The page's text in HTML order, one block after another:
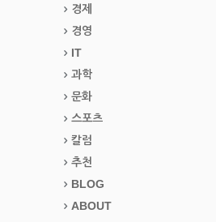
경제
경영
IT
과학
문화
스포츠
칼럼
추천
BLOG
ABOUT